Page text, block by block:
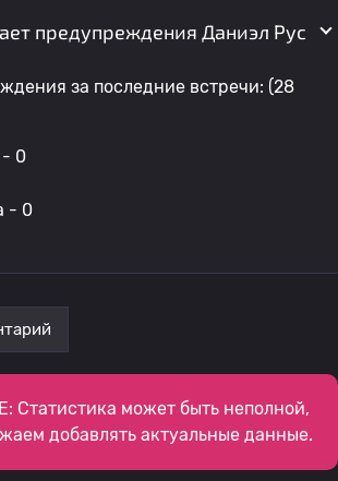
предупреждения Даниэл Рус
за последние встречи: (28
- 0
- 0
может быть неполной,
добавлять актуальные данные.